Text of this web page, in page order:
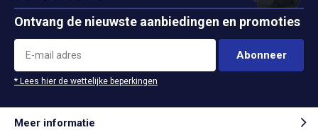
Ontvang de nieuwste aanbiedingen en promoties
Abonneer
* Lees hier de wettelijke beperkingen
Meer informatie